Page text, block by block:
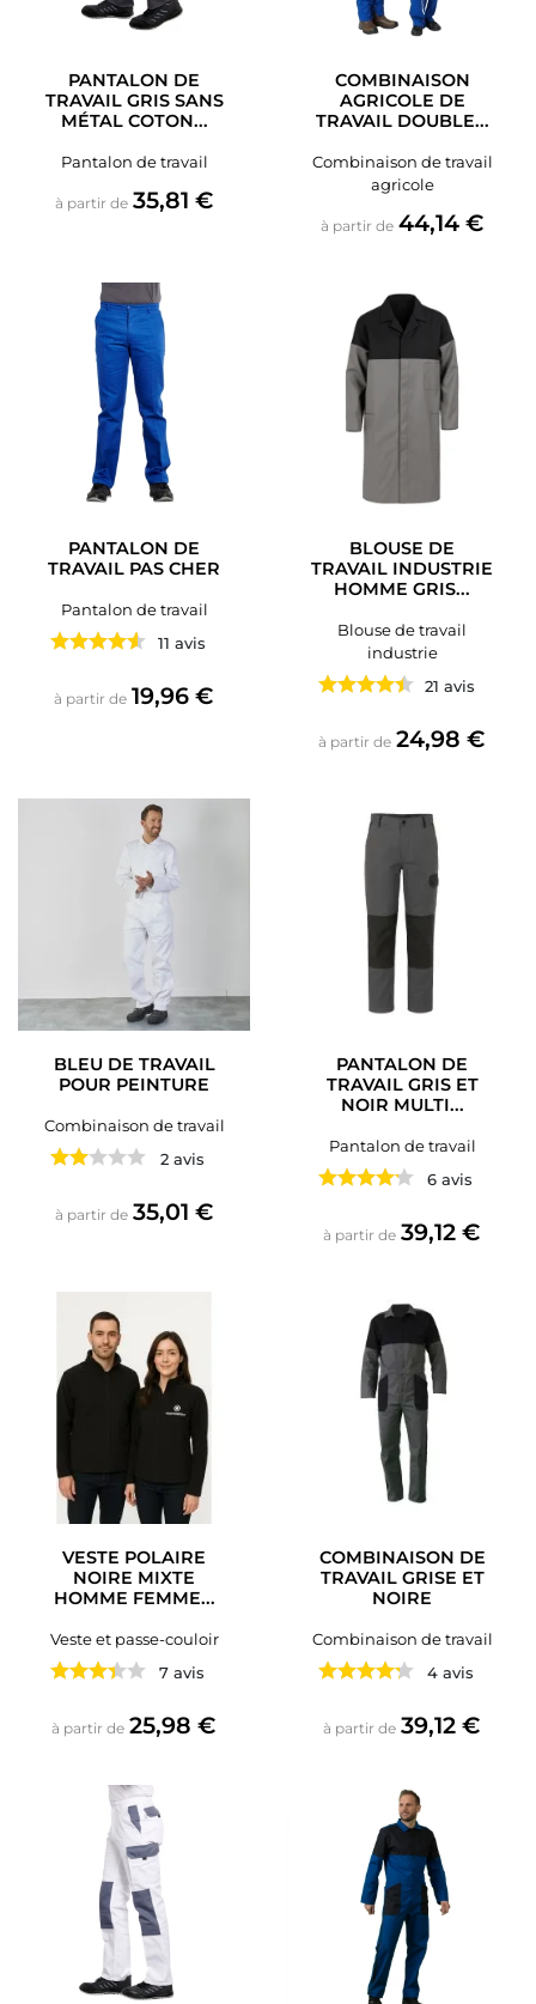
PANTALON DE
TRAVAIL GRIS SANS
MÉTAL COTON...
Pantalon de travail
à partir de Prix
35,81 €
COMBINAISON
AGRICOLE DE
TRAVAIL DOUBLE...
Combinaison de travail
agricole
à partir de Prix
44,14 €
PANTALON DE
TRAVAIL PAS CHER
Pantalon de travail
11 avis
à partir de Prix
19,96 €
BLOUSE DE
TRAVAIL INDUSTRIE
HOMME GRIS...
Blouse de travail
industrie
21 avis
à partir de Prix
24,98 €
BLEU DE TRAVAIL
POUR PEINTURE
Combinaison de travail
2 avis
à partir de Prix
35,01 €
PANTALON DE
TRAVAIL GRIS ET
NOIR MULTI...
Pantalon de travail
6 avis
à partir de Prix
39,12 €
VESTE POLAIRE
NOIRE MIXTE
HOMME FEMME...
Veste et passe-couloir
7 avis
à partir de Prix
25,98 €
COMBINAISON DE
TRAVAIL GRISE ET
NOIRE
Combinaison de travail
4 avis
à partir de Prix
39,12 €